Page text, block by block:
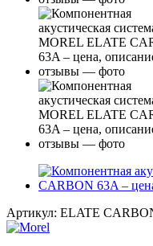
Артикул: ELATE